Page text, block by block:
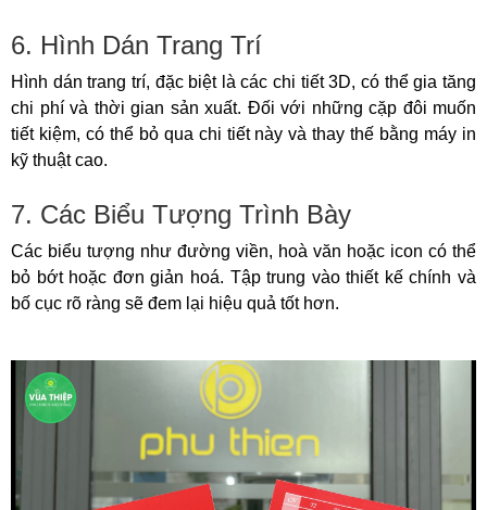
6. Hình Dán Trang Trí
Hình dán trang trí, đặc biệt là các chi tiết 3D, có thể gia tăng
chi phí và thời gian sản xuất. Đối với những cặp đôi muốn
tiết kiệm, có thể bỏ qua chi tiết này và thay thế bằng máy in
kỹ thuật cao.
7. Các Biểu Tượng Trình Bày
Các biểu tượng như đường viền, hoà văn hoặc icon có thể
bỏ bớt hoặc đơn giản hoá. Tập trung vào thiết kế chính và
bố cục rõ ràng sẽ đem lại hiệu quả tốt hơn.